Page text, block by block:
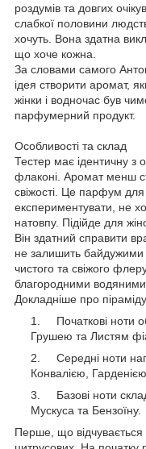
роздумів та довгих
слабкої половини
хочуть. Вона здатна
що хоче кожна.
За словами самого
ідея створити аромат,
жінки і водночас був
парфумерний продукт.
Особливості та склад
Тестер має ідентичну
флаконі. Аромат менш
свіжості. Це парфум для
експериментувати, не
натовпу. Підійде для
Він здатний справити
не залишить байдужими
чистого та свіжого
благородними водяними
Докладніше про
Початкові ноти
Грушею та Листям
Середні ноти
Конвалією,
Базові ноти
Мускуса та Бензоїну.
Перше, що відчувається